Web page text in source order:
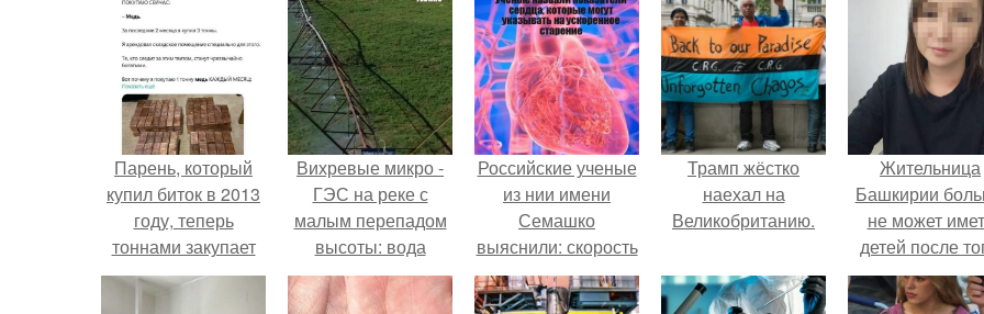
Парень, который
купил биток в 2013
году, теперь
тоннами закупает
медь - по его
словам, нас ждёт
Вихревые микро -
ГЭС на реке с
малым перепадом
высоты: вода
закручивается в
бетонной камере и
Российские ученые
из нии имени
Семашко
выяснили: скорость
старения напрямую
зависит от
Трамп жёстко
наехал на
Великобританию.
Жительница
Башкирии
не может
детей после
как медики
ей аборт на